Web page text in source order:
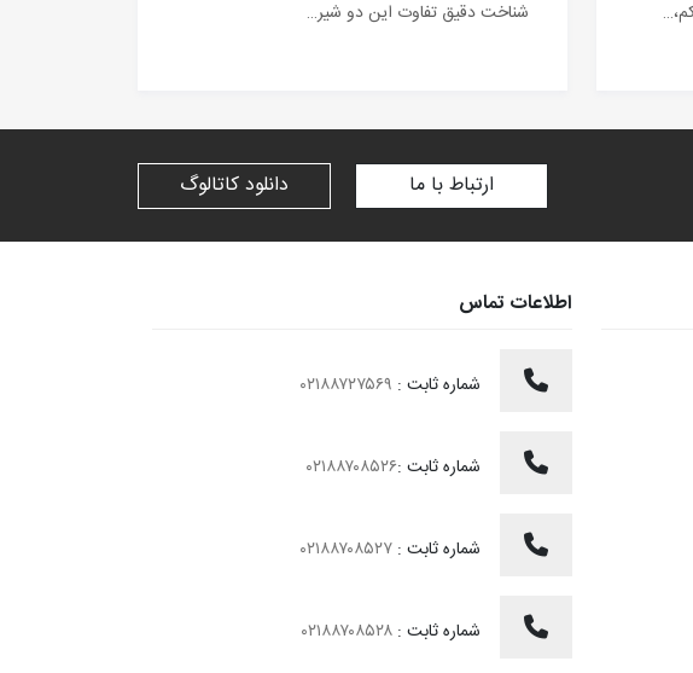
شناخت دقیق تفاوت این دو شیر…
ارتباط با ما دانلود کاتالوگ
اطلاعات تماس
شماره ثابت :
شماره ثابت :۰۲۱۸۸۷۰۸۵۲۶
شماره ثابت :
شماره ثابت :